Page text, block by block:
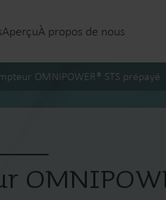
AperçuÀ propos de nous
OMNIPOWER® STS prépayé